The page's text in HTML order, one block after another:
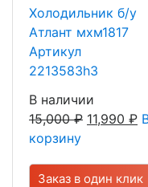
Холодильник б/у
Атлант мхм1817
Артикул
2213583h3
В наличии
15,000₽ 11,990 ₽
корзину
Заказ в один клик